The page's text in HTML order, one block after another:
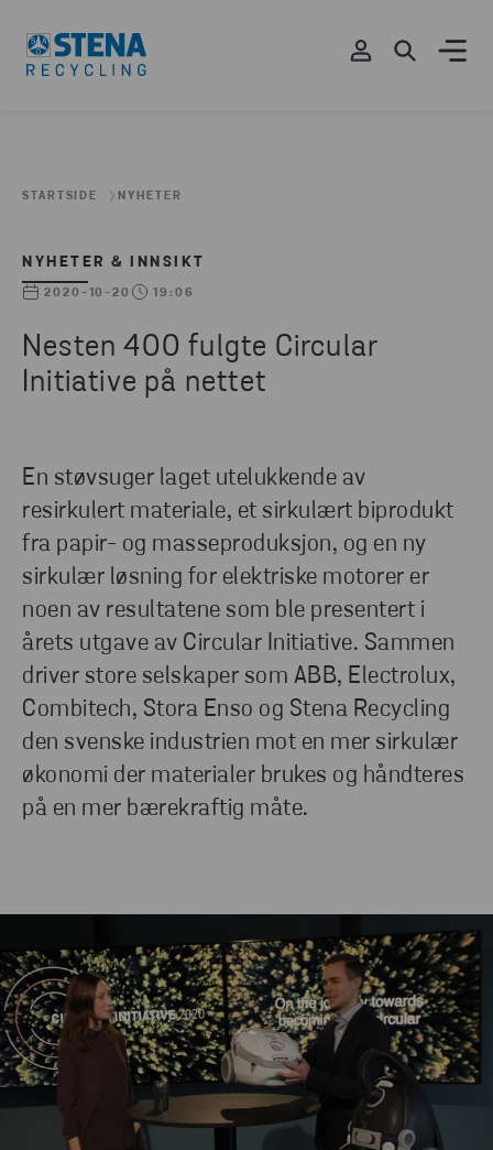
STARTSIDE NYHETER
NYHETER & INNSIKT
2020-10-20 19:06
Nesten 400 fulgte Circular
Initiative på nettet
En støvsuger laget utelukkende av
resirkulert materiale, et sirkulært biprodukt
fra papir- og masseproduksjon, og en ny
sirkulær løsning for elektriske motorer er
noen av resultatene som ble presentert i
årets utgave av Circular Initiative. Sammen
driver store selskaper som ABB, Electrolux,
Combitech, Stora Enso og Stena Recycling
den svenske industrien mot en mer sirkulær
økonomi der materialer brukes og håndteres
på en mer bærekraftig måte.